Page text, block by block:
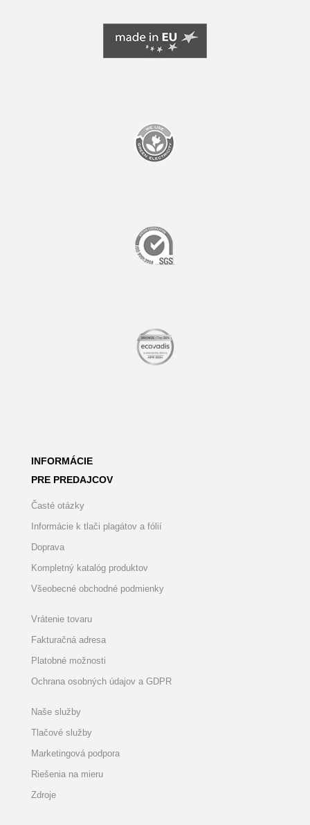
INFORMÁCIE
PRE PREDAJCOV
Časté otázky
Informácie k tlači plagátov a fólií
Doprava
Kompletný katalóg produktov
Všeobecné obchodné podmienky
Vrátenie tovaru
Fakturačná adresa
Platobné možnosti
Ochrana osobných údajov a GDPR
Naše služby
Tlačové služby
Marketingová podpora
Riešenia na mieru
Zdroje